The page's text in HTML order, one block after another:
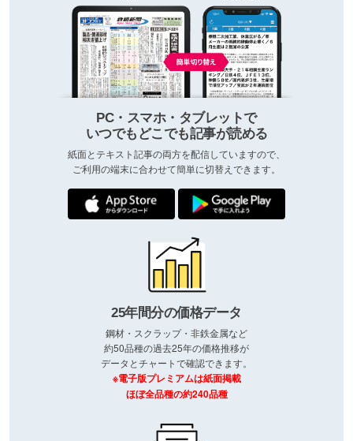
PC・スマホ・タブレットで
いつでもどこでも記事が読める
紙面とテキスト記事の両方を配信していますので、
ご利用の端末に合わせて簡単に切替えできます。
25年間分の価格データ
鋼材・スクラップ・非鉄金属など
約50品種の過去25年の価格推移が
データとチャートで確認できます。
※電子版プレミアムは紙面掲載
ほぼ全品種の約240品種